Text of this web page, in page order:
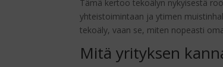
Tämä kertoo tekoälyn nykyisestä
yhteistoimintaan ja ytimen
tekoäly, vaan se, miten nopeasti
Mitä yrityksen